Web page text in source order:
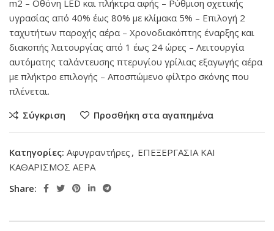
m2 – Οθόνη LED και πλήκτρα αφής – Ρύθμιση σχετικής
υγρασίας από 40% έως 80% με κλίμακα 5% – Επιλογή 2
ταχυτήτων παροχής αέρα – Χρονοδιακόπτης έναρξης και
διακοπής λειτουργίας από 1 έως 24 ώρες – Λειτουργία
αυτόματης ταλάντευσης πτερυγίου γρίλιας εξαγωγής αέρα
με πλήκτρο επιλογής – Αποσπώμενο φίλτρο σκόνης που
πλένεται.
Σύγκριση
Προσθήκη στα αγαπημένα
Κατηγορίες: Αφυγραντήρες , ΕΠΕΞΕΡΓΑΣΙΑ ΚΑΙ
ΚΑΘΑΡΙΣΜΟΣ ΑΕΡΑ
Share: